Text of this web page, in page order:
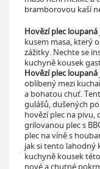
bramborovou kaší
Hovězí plec loupaná
kusem masa, který
zážitky. Nechte se
kuchyně kousek
Hovězí plec loupaná
oblíbený mezi
a bohatou chuť.
gulášů, dušených
hovězí plec na pivu,
grilovanou plec s
plec na víně s
jak si tento lahodný
kuchyně kousek
nové a chutné